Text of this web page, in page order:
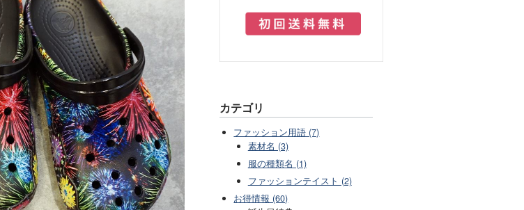
カテゴリ
ファッション用語 (7)
素材名 (3)
服の種類名 (1)
ファッションテイスト (2)
お得情報 (60)